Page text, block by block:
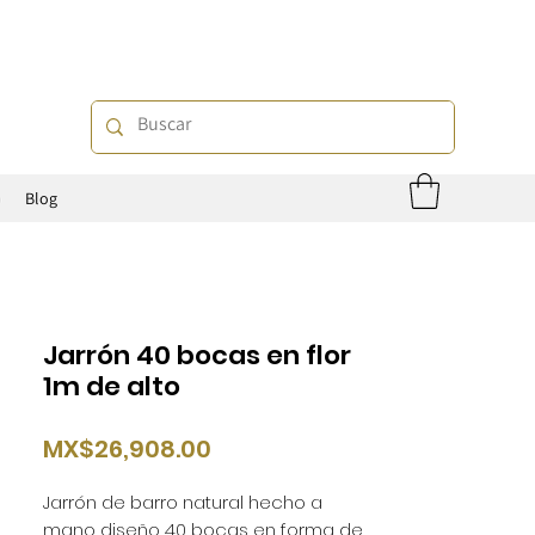
Blog
Jarrón 40 bocas en flor
1m de alto
MX$26,908.00
Jarrón de barro natural hecho a
mano diseño 40 bocas en forma de